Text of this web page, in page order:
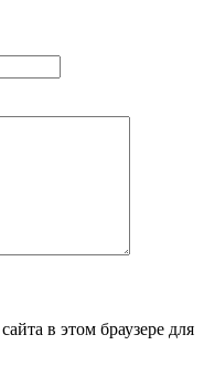
в этом браузере для